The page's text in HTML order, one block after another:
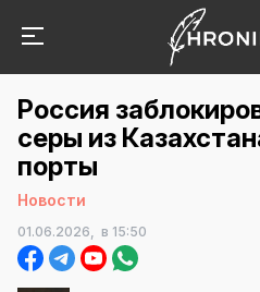
Россия
серы из
порты
Новости
01.06.2026, в 15:50